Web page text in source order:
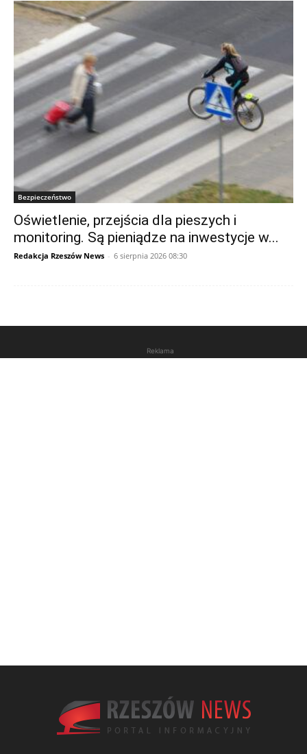
Bezpieczeństwo
Oświetlenie, przejścia dla pieszych i
monitoring. Są pieniądze na inwestycje w...
Redakcja Rzeszów News - 6 sierpnia 2026 08:30
Reklama